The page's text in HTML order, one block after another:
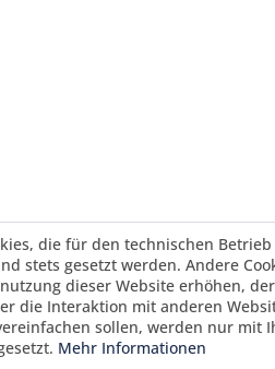
die für den technischen
stets gesetzt werden. Andere
dieser Website erhöhen, der
die Interaktion mit anderen
sollen, werden nur mit
Mehr Informationen